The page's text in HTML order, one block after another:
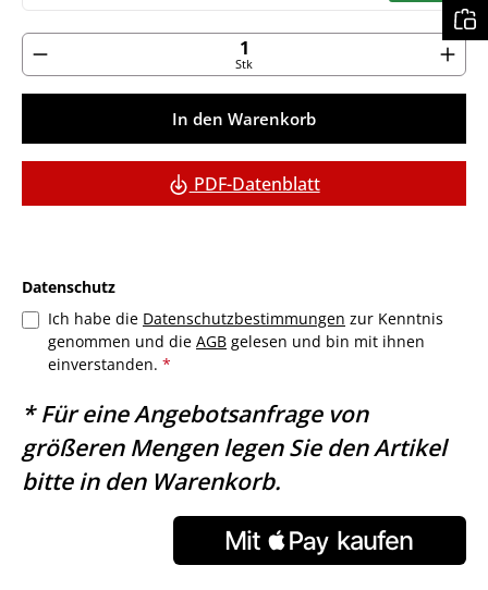
Produkt Anzahl: Gib den gewünschten Wert ein
Stk
In den Warenkorb
PDF-Datenblatt
Datenschutz
Ich habe die Datenschutzbestimmungen zur Kenntnis
genommen und die AGB gelesen und bin mit ihnen
einverstanden. *
* Für eine Angebotsanfrage von
größeren Mengen legen Sie den Artikel
bitte in den Warenkorb.